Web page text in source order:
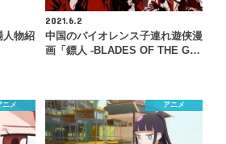
物紹
2021.6.2
中国のバイオレンス子連れ遊侠漫
画「鏢人 -BLADES OF THE G…
ニメ アニメ